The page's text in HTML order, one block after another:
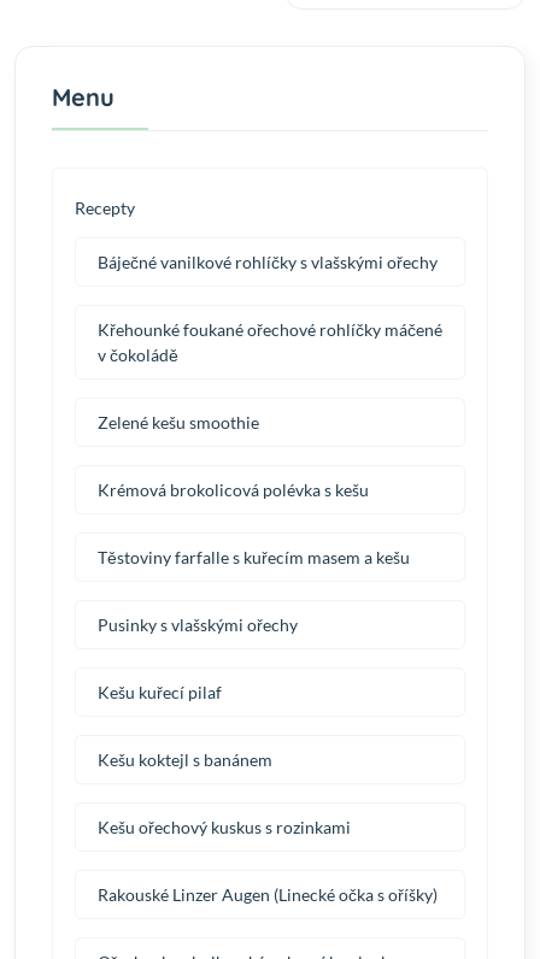
Menu
Recepty
Báječné vanilkové rohlíčky s vlašskými ořechy
Křehounké foukané ořechové rohlíčky máčené
v čokoládě
Zelené kešu smoothie
Krémová brokolicová polévka s kešu
Těstoviny farfalle s kuřecím masem a kešu
Pusinky s vlašskými ořechy
Kešu kuřecí pilaf
Kešu koktejl s banánem
Kešu ořechový kuskus s rozinkami
Rakouské Linzer Augen (Linecké očka s oříšky)